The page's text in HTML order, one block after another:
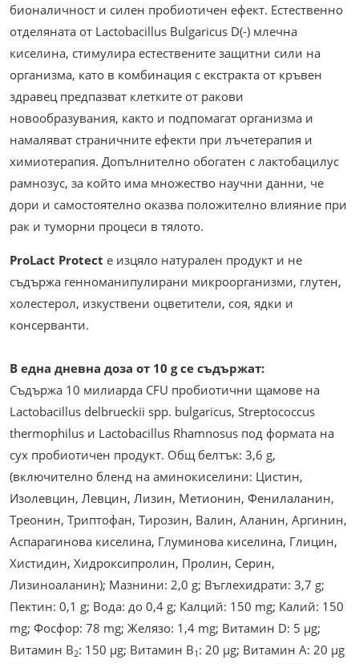
бионаличност и силен пробиотичен ефект. Естественно
отделяната от Lactobacillus Bulgaricus D(-) млечна
киселина, стимулира естествените защитни сили на
организма, като в комбинация с екстракта от кръвен
здравец предпазват клетките от ракови
новообразувания, както и подпомагат организма и
намаляват страничните ефекти при лъчетерапия и
химиотерапия. Допълнително обогатен с лактобацилус
рамнозус, за който има множество научни данни, че
дори и самостоятелно оказва положително влияние при
рак и туморни процеси в тялото.
ProLact Protect е изцяло натурален продукт и не
съдържа генноманипулирани микроорганизми, глутен,
холестерол, изкуствени оцветители, соя, ядки и
консерванти.
В една дневна доза от 10 g се съдържат:
Съдържа 10 милиарда CFU пробиотични щамове на
Lactobacillus delbrueckii spp. bulgaricus, Streptococcus
thermophilus и Lactobacillus Rhamnosus под формата на
сух пробиотичен продукт. Общ белтък: 3,6 g,
(включително бленд на аминокиселини: Цистин,
Изолевцин, Левцин, Лизин, Метионин, Фенилаланин,
Треонин, Триптофан, Тирозин, Валин, Аланин, Аргинин,
Аспарагинова киселина, Глуминова киселина, Глицин,
Хистидин, Хидроксипролин, Пролин, Серин,
Лизиноаланин); Мазнини: 2,0 g; Въглехидрати: 3,7 g;
Пектин: 0,1 g; Вода: до 0,4 g; Калций: 150 mg; Калий: 150
mg; Фосфор: 78 mg; Желязо: 1,4 mg; Витамин D: 5 µg;
Витамин В2: 150 µg; Витамин В1 : 20 µg; Витамин А: 20 µg